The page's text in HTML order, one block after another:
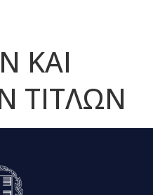
ΚΑΙ
ΤΙΤΛΩΝ